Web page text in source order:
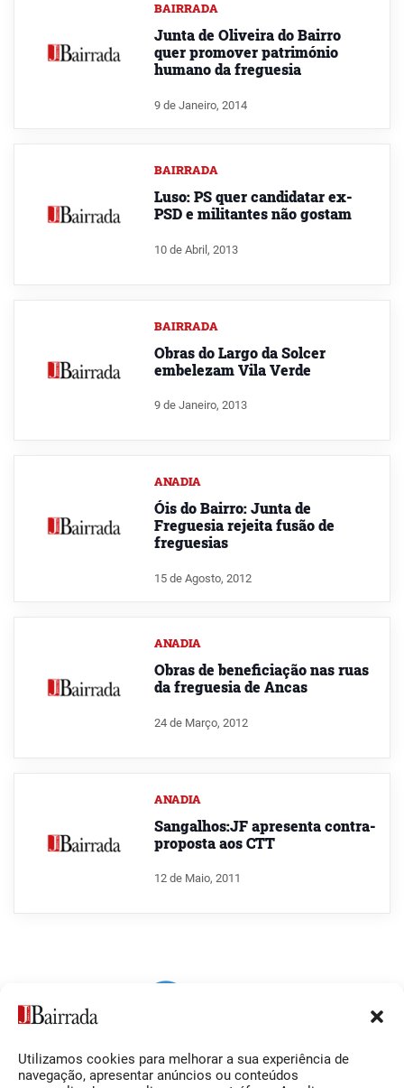
Utilizamos cookies para melhorar a sua experiência de
navegação, apresentar anúncios ou conteúdos
BAIRRADA
Junta de Oliveira do Bairro
quer promover património
humano da freguesia
9 de Janeiro, 2014
BAIRRADA
Luso: PS quer candidatar ex-
PSD e militantes não gostam
10 de Abril, 2013
BAIRRADA
Obras do Largo da Solcer
embelezam Vila Verde
9 de Janeiro, 2013
ANADIA
Óis do Bairro: Junta de
Freguesia rejeita fusão de
freguesias
15 de Agosto, 2012
ANADIA
Obras de beneficiação nas ruas
da freguesia de Ancas
24 de Março, 2012
ANADIA
Sangalhos:JF apresenta contra-
proposta aos CTT
12 de Maio, 2011
Siga-nos O Jornal da Bairrada